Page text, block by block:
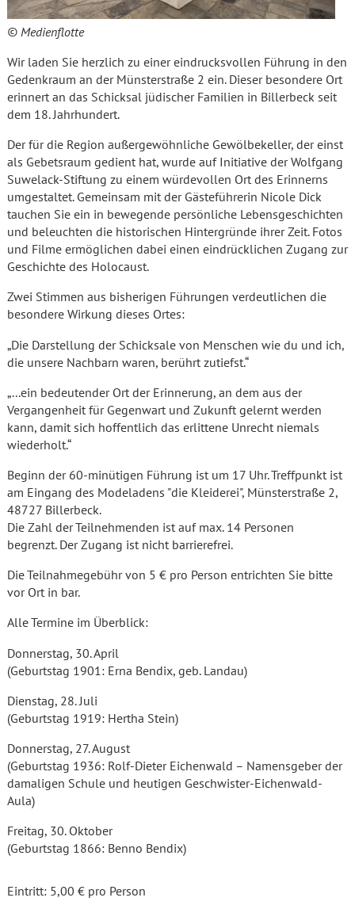
© Medienflotte
Wir laden Sie herzlich zu einer eindrucksvollen Führung in den
Gedenkraum an der Münsterstraße 2 ein. Dieser besondere Ort
erinnert an das Schicksal jüdischer Familien in Billerbeck seit
dem 18. Jahrhundert.
Der für die Region außergewöhnliche Gewölbekeller, der einst
als Gebetsraum gedient hat, wurde auf Initiative der Wolfgang
Suwelack-Stiftung zu einem würdevollen Ort des Erinnerns
umgestaltet. Gemeinsam mit der Gästeführerin Nicole Dick
tauchen Sie ein in bewegende persönliche Lebensgeschichten
und beleuchten die historischen Hintergründe ihrer Zeit. Fotos
und Filme ermöglichen dabei einen eindrücklichen Zugang zur
Geschichte des Holocaust.
Zwei Stimmen aus bisherigen Führungen verdeutlichen die
besondere Wirkung dieses Ortes:
„Die Darstellung der Schicksale von Menschen wie du und ich,
die unsere Nachbarn waren, berührt zutiefst.“
„...ein bedeutender Ort der Erinnerung, an dem aus der
Vergangenheit für Gegenwart und Zukunft gelernt werden
kann, damit sich hoffentlich das erlittene Unrecht niemals
wiederholt.“
Beginn der 60-minütigen Führung ist um 17 Uhr. Treffpunkt ist
am Eingang des Modeladens "die Kleiderei", Münsterstraße 2,
48727 Billerbeck.
Die Zahl der Teilnehmenden ist auf max. 14 Personen
begrenzt. Der Zugang ist nicht barrierefrei.
Die Teilnahmegebühr von 5 € pro Person entrichten Sie bitte
vor Ort in bar.
Alle Termine im Überblick:
Donnerstag, 30. April
(Geburtstag 1901: Erna Bendix, geb. Landau)
Dienstag, 28. Juli
(Geburtstag 1919: Hertha Stein)
Donnerstag, 27. August
(Geburtstag 1936: Rolf-Dieter Eichenwald – Namensgeber der
damaligen Schule und heutigen Geschwister-Eichenwald-
Aula)
Freitag, 30. Oktober
(Geburtstag 1866: Benno Bendix)
Eintritt: 5,00 € pro Person